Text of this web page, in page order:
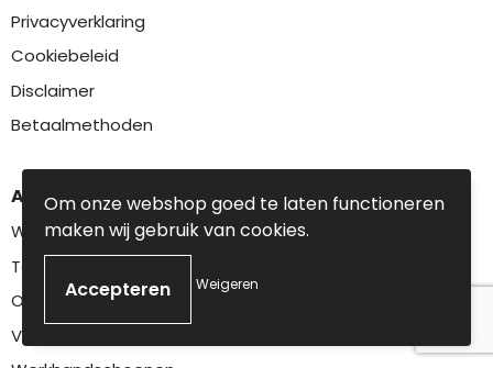
Privacyverklaring
Cookiebeleid
Disclaimer
Betaalmethoden
AANBEVOLEN CATEGORIEËN
Werkkleding
Textiel
Overalls
Veiligheidskleding
Om onze webshop goed te laten functioneren
maken wij gebruik van cookies.
Weigeren